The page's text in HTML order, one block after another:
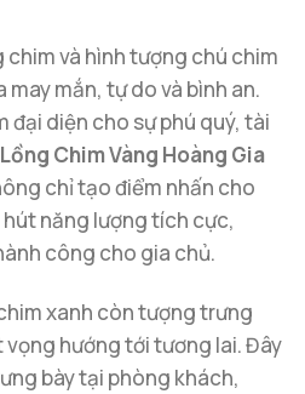
và hình tượng chú chim
mắn, tự do và bình an.
đại diện cho sự phú quý, tài
Lồng Chim Vàng Hoàng Gia
chỉ tạo điểm nhấn cho
năng lượng tích cực,
công cho gia chủ.
xanh còn tượng trưng
vọng hướng tới tương lai. Đây
bày tại phòng khách,